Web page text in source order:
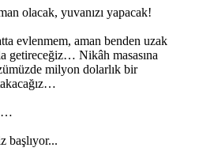
olacak, yuvanızı yapacak!
evlenmem, aman benden uzak
getireceğiz… Nikâh masasına
milyon dolarlık bir
başlıyor...